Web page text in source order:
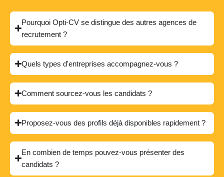
Pourquoi Opti-CV se distingue des autres agences de
recrutement ?
Quels types d'entreprises accompagnez-vous ?
Comment sourcez-vous les candidats ?
Proposez-vous des profils déjà disponibles rapidement ?
En combien de temps pouvez-vous présenter des
candidats ?